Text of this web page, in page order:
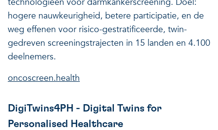
hogere nauwkeurigheid, betere participatie, en de
weg effenen voor risico-gestratificeerde, twin-
gedreven screeningstrajecten in 15 landen en 4.100
deelnemers.
oncoscreen.health
DigiTwins4PH - Digital Twins for
Personalised Healthcare